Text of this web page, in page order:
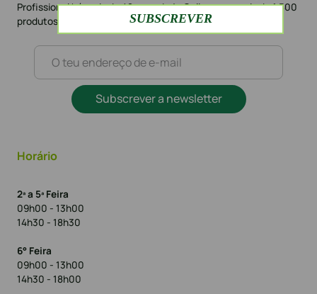
Profissional há mais de 42 anos. Loja Online com mais de 1.500
produtos e mais de 10.000 clientes
Subscrever a newsletter
Horário
2ª a 5ª Feira
09h00 - 13h00
14h30 - 18h30
6° Feira
09h00 - 13h00
14h30 - 18h00